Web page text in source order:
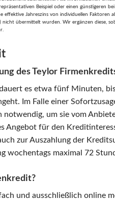
Beispiel oder einen günstigeren
Jahreszins von individuellen Faktoren
übermittelt wurden. Wir ergänzen diese,
des Teylor
es etwa fünf Minuten,
Im Falle einer
um sie vom
Angebot für den
zur Auszahlung der
wochentags maximal 72
und ausschließlich online